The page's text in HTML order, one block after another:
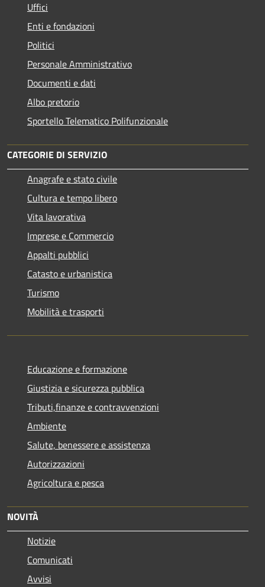
Uffici
Enti e fondazioni
Politici
Personale Amministrativo
Documenti e dati
Albo pretorio
Sportello Telematico Polifunzionale
CATEGORIE DI SERVIZIO
Anagrafe e stato civile
Cultura e tempo libero
Vita lavorativa
Imprese e Commercio
Appalti pubblici
Catasto e urbanistica
Turismo
Mobilità e trasporti
Educazione e formazione
Giustizia e sicurezza pubblica
Tributi,finanze e contravvenzioni
Ambiente
Salute, benessere e assistenza
Autorizzazioni
Agricoltura e pesca
NOVITÀ
Notizie
Comunicati
Avvisi